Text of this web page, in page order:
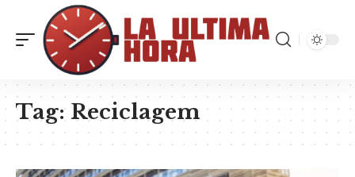
Tag: Reciclagem